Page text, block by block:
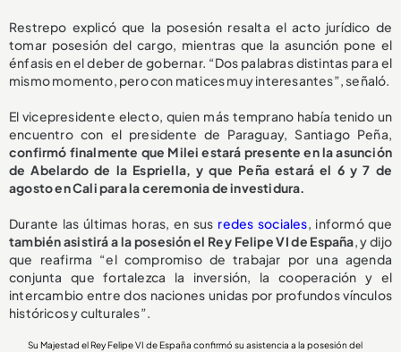
Restrepo explicó que la posesión resalta el acto jurídico de
tomar posesión del cargo, mientras que la asunción pone el
énfasis en el deber de gobernar. “Dos palabras distintas para el
mismo momento, pero con matices muy interesantes”, señaló.
El vicepresidente electo, quien más temprano había tenido un
encuentro con el presidente de Paraguay, Santiago Peña,
confirmó finalmente que Milei estará presente en la asunción
de Abelardo de la Espriella, y que Peña estará el 6 y 7 de
agosto en Cali para la ceremonia de investidura.
Durante las últimas horas, en sus redes sociales, informó que
también asistirá a la posesión el Rey Felipe VI de España, y dijo
que reafirma “el compromiso de trabajar por una agenda
conjunta que fortalezca la inversión, la cooperación y el
intercambio entre dos naciones unidas por profundos vínculos
históricos y culturales”.
Su Majestad el Rey Felipe VI de España confirmó su asistencia a la posesión del